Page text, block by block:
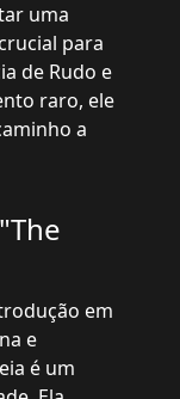
uma
para
de Rudo e
raro, ele
a
em
e
é um